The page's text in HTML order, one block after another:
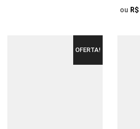
ou R$
OFERTA!